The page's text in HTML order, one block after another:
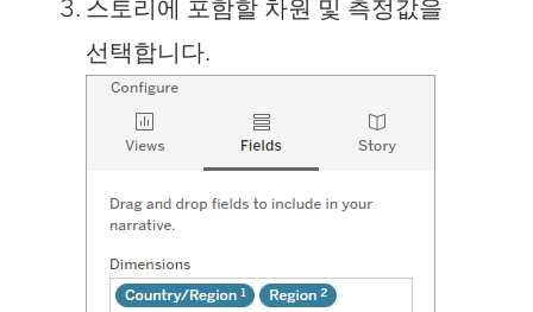
스토리에 포함할 차원 및 측정값을
선택합니다.